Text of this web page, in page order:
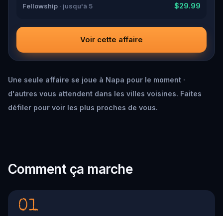
Fellowship · jusqu'à 5 $29.99
Voir cette affaire
Une seule affaire se joue à Napa pour le moment ·
d'autres vous attendent dans les villes voisines. Faites
défiler pour voir les plus proches de vous.
Comment ça marche
01